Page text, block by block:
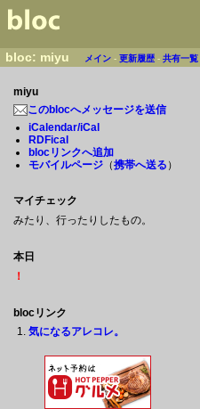
bloc: miyu メイン -更新履歴 -共有一覧
miyu
このblocへメッセージを送信
iCalendar/iCal
RDFical
blocリンクへ追加
モバイルページ（携帯へ送る ）
マイチェック
みたり、行ったりしたもの。
本日
！
blocリンク
気になるアレコレ。